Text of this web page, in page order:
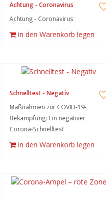
Achtung - Coronavirus
Achtung - Coronavirus
in den Warenkorb legen
Schnelltest - Negativ
Maßnahmen zur COVID-19-
Bekämpfung: Ein negativer
Corona-Schnelltest
in den Warenkorb legen